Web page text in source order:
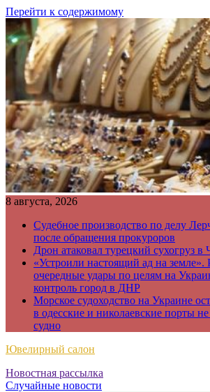
Перейти к содержимому
8 августа, 2026
Судебное производство по делу
после обращения прокуроров
Дрон атаковал турецкий сухогруз в
«Устроили настоящий ад на земле».
очередные удары по целям на
контроль город в ДНР
Морское судоходство на Украине
в одесские и николаевские порты
судно
Ювелирный салон
Новостная рассылка
Случайные новости